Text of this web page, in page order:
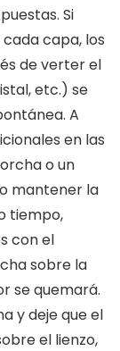
Si
capa, los
de verter el
etc.) se
A
en las
o un
mantener la
tiempo,
con el
sobre la
se quemará.
y deje que el
el lienzo,